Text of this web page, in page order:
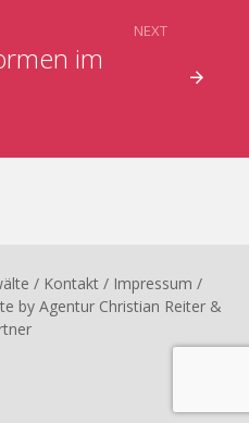
im
NEXT
/ Kontakt / Impressum /
by Agentur Christian Reiter &